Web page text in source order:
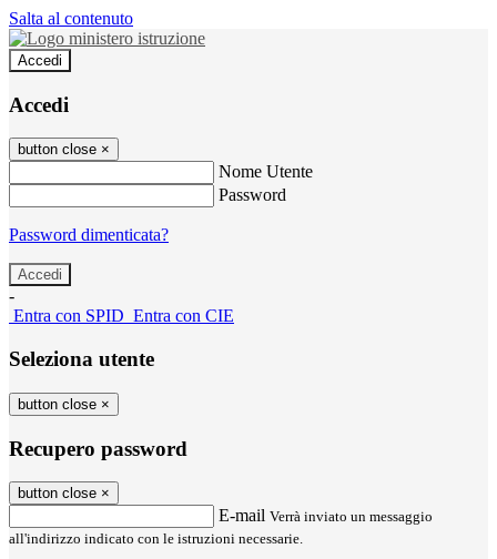
Salta al contenuto
Accedi
Accedi
button close ×
Nome Utente
Password
Password dimenticata?
-
Entra con SPID Entra con CIE
Seleziona utente
button close ×
Recupero password
button close ×
E-mail Verrà inviato un messaggio
all'indirizzo indicato con le istruzioni necessarie.